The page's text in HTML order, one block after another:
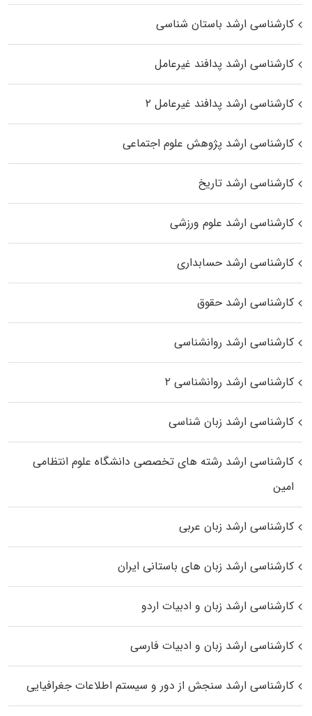
کارشناسی ارشد باستان شناسی
کارشناسی ارشد پدافند غیرعامل
کارشناسی ارشد پدافند غیرعامل ۲
کارشناسی ارشد پژوهش علوم اجتماعی
کارشناسی ارشد تاریخ
کارشناسی ارشد علوم ورزشی
کارشناسی ارشد حسابداری
کارشناسی ارشد حقوق
کارشناسی ارشد روانشناسی
کارشناسی ارشد روانشناسی ۲
کارشناسی ارشد زبان شناسی
کارشناسی ارشد رﺷﺘﻪ ﻫﺎی تخصصی داﻧﺸﮕﺎه ﻋﻠﻮم انتظامی
اﻣﻴﻦ
کارشناسی ارشد زبان عربی
کارشناسی ارشد زبان‌ های باستانی ایران
کارشناسی ارشد زبان و ادبیات اردو
کارشناسی ارشد زبان و ادبیات فارسی
کارشناسی ارشد سنجش از دور و سیستم اطلاعات جغرافیایی